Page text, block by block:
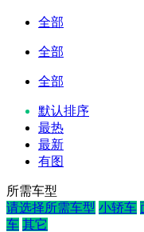
全部
全部
全部
默认排序
最热
最新
有图
所需车型
请选择所需车型 小轿车
车 其它